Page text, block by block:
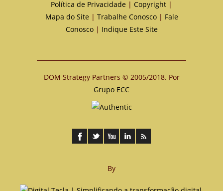
Política de Privacidade | Copyright |
Mapa do Site| Trabalhe Conosco| Fale
Conosco| Indique Este Site
DOM Strategy Partners © 2005/2018. Por
Grupo ECC
By